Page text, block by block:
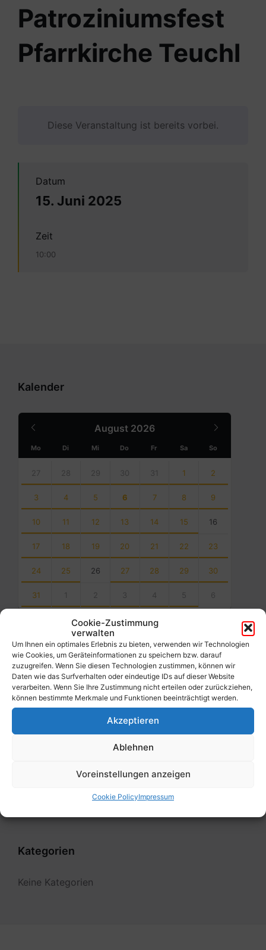
Cookie-Zustimmung
verwalten
Um Ihnen ein optimales Erlebnis zu bieten, verwenden wir Technologien
wie Cookies, um Geräteinformationen zu speichern bzw. darauf
zuzugreifen. Wenn Sie diesen Technologien zustimmen, können wir
Daten wie das Surfverhalten oder eindeutige IDs auf dieser Website
verarbeiten. Wenn Sie Ihre Zustimmung nicht erteilen oder zurückziehen,
können bestimmte Merkmale und Funktionen beeinträchtigt werden.
Akzeptieren
Ablehnen
Voreinstellungen anzeigen
Cookie PolicyImpressum
Patroziniumsfest
Pfarrkirche Teuchl
Diese Veranstaltung ist bereits vorbei.
Datum
15. Juni 2025
Zeit
10:00
Kalender
August 2026
Month
Mo Di Mi Do Fr Sa So
calendar
days
27 28 29 30 31 1 2
3 4 5 6 7 8 9
10 11 12 13 14 15 16
17 18 19 20 21 22 23
24 25 26 27 28 29 30
31 1 2 3 4 5 6
days
Filter
Filter
Kategorien
Keine Kategorien